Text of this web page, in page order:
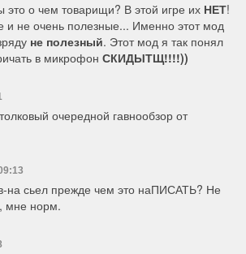
это о чем товарищи? В этой игре их НЕТ!
и не очень полезные... Именно этот мод
не полезный. Этот мод я так понял
в микрофонСКИДЫТЩ!!!!))
очередной гавнообзор от
на сьел прежде чем это наПИСАТЬ? Не
мне норм.